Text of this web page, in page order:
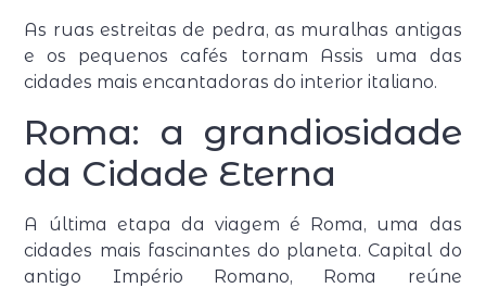
As ruas estreitas de pedra, as muralhas antigas
e os pequenos cafés tornam Assis uma das
cidades mais encantadoras do interior italiano.
Roma: a grandiosidade
da Cidade Eterna
A última etapa da viagem é Roma, uma das
cidades mais fascinantes do planeta. Capital do
antigo Império Romano, Roma reúne